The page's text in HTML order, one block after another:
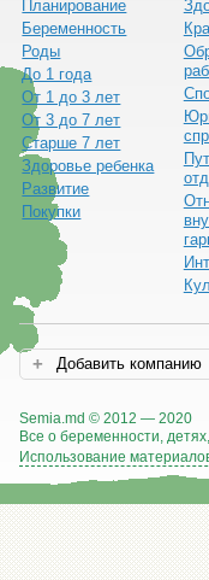
Планирование
Беременность
Роды
До 1 года
От 1 до 3 лет
От 3 до 7 лет
Старше 7 лет
Здоровье ребенка
Развитие
Покупки
Добавить компанию
Semia.md © 2012 — 2020
Все о беременности,
Использование